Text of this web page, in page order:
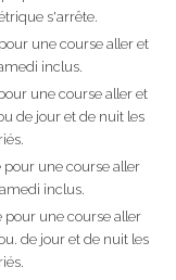
s'arrête.
une course aller et
inclus.
une course aller et
de jour et de nuit les
pour une course aller
inclus.
pour une course aller
de jour et de nuit les